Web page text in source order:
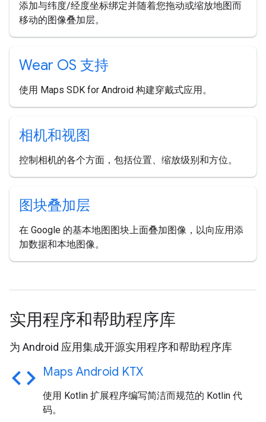
添加与纬度/经度坐标绑定并随着您拖动或缩放地图而
移动的图像叠加层。
Wear OS 支持
使用 Maps SDK for Android 构建穿戴式应用。
相机和视图
控制相机的各个方面，包括位置、缩放级别和方位。
图块叠加层
在 Google 的基本地图图块上面叠加图像，以向应用添
加数据和本地图像。
实用程序和帮助程序库
为 Android 应用集成开源实用程序和帮助程序库
code Maps Android KTX
使用 Kotlin 扩展程序编写简洁而规范的 Kotlin 代
码。